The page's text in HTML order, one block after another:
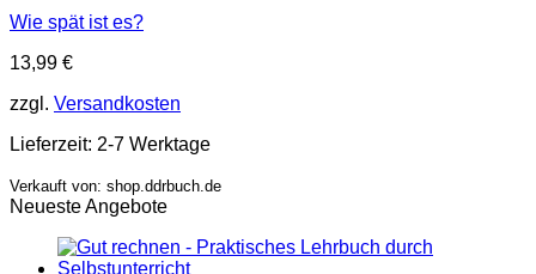
Wie spät ist es?
13,99 €
zzgl. Versandkosten
Lieferzeit: 2-7 Werktage
Verkauft von: shop.ddrbuch.de
Neueste Angebote